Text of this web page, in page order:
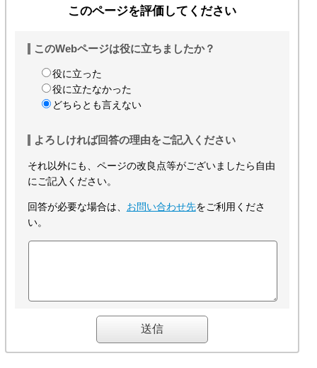
このページを評価してください
このWebページは役に立ちましたか？
役に立った
役に立たなかった
どちらとも言えない
よろしければ回答の理由をご記入ください
それ以外にも、ページの改良点等がございましたら自由
にご記入ください。
回答が必要な場合は、 お問い合わせ先をご利用くださ
い。